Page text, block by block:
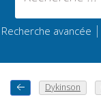
Recherche avancée |
Dykinson